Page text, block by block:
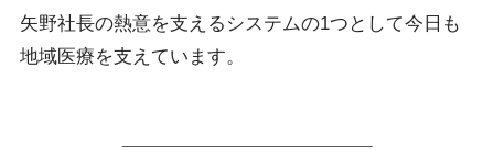
矢野社長の熱意を支えるシステムの1つとして今日も
地域医療を支えています。